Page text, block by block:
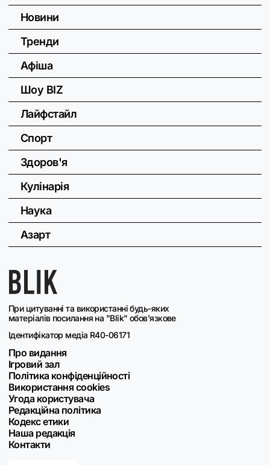
При цитуванні та використанні будь-яких
матеріалів посилання на "Blik" обов'язкове
Ідентифікатор медіа R40-06171
Про видання
Ігровий зал
Політика конфіденційності
Використання cookies
Угода користувача
Редакційна політика
Кодекс етики
Наша редакція
Контакти
Новини
Тренди
Афіша
Шоу BIZ
Лайфстайл
Спорт
Здоров'я
Кулінарія
Наука
Азарт